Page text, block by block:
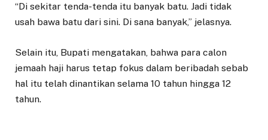
“Di sekitar tenda-tenda itu banyak batu. Jadi tidak
usah bawa batu dari sini. Di sana banyak,” jelasnya.
Selain itu, Bupati mengatakan, bahwa para calon
jemaah haji harus tetap fokus dalam beribadah sebab
hal itu telah dinantikan selama 10 tahun hingga 12
tahun.